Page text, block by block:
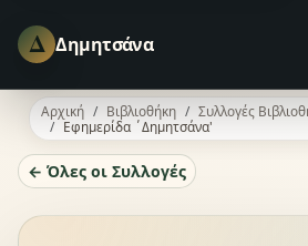
Δ Δημητσάνα
Αρχική Βιβλιοθήκη
Συλλογές
Εφημερίδα ΄Δημητσάνα'
← Όλες οι Συλλογές